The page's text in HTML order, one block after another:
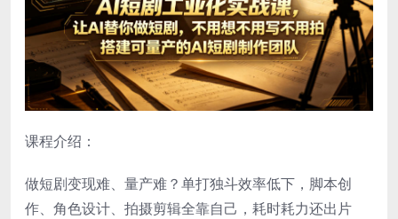
课程介绍：
做短剧变现难、量产难？单打独斗效率低下，脚本创
作、角色设计、拍摄剪辑全靠自己，耗时耗力还出片